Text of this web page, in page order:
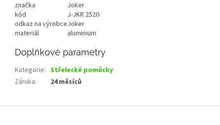
značka
Joker
kód
J-JKR 2520
odkaz na výrobceJoker
materiál
aluminium
Doplňkové parametry
Kategorie: Střelecké pomůcky
Záruka: 24 měsíců